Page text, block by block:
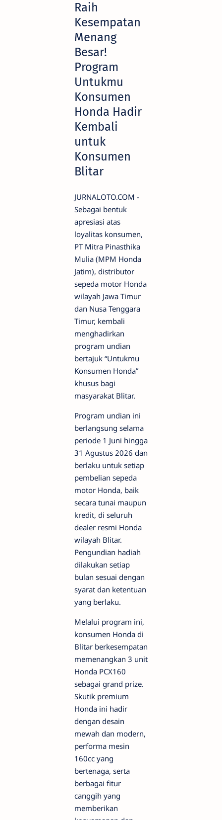
Raih
Kesempatan
Menang
Besar!
Program
Untukmu
Konsumen
Honda Hadir
Kembali
untuk
Konsumen
Blitar
JURNALOTO.COM -
Sebagai bentuk
apresiasi atas
loyalitas konsumen,
PT Mitra Pinasthika
Mulia (MPM Honda
Jatim), distributor
sepeda motor Honda
wilayah Jawa Timur
dan Nusa Tenggara
Timur, kembali
menghadirkan
program undian
bertajuk “Untukmu
Konsumen Honda”
khusus bagi
masyarakat Blitar.
Program undian ini
berlangsung selama
periode 1 Juni hingga
31 Agustus 2026 dan
berlaku untuk setiap
pembelian sepeda
motor Honda, baik
secara tunai maupun
kredit, di seluruh
dealer resmi Honda
wilayah Blitar.
Pengundian hadiah
dilakukan setiap
bulan sesuai dengan
syarat dan ketentuan
yang berlaku.
Melalui program ini,
konsumen Honda di
Blitar berkesempatan
memenangkan 3 unit
Honda PCX160
sebagai grand prize.
Skutik premium
Honda ini hadir
dengan desain
mewah dan modern,
performa mesin
160cc yang
bertenaga, serta
berbagai fitur
canggih yang
memberikan